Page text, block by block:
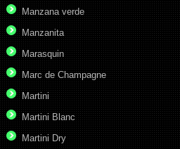
Manzana verde
Manzanita
Marasquin
Marc de Champagne
Martini
Martini Blanc
Martini Dry